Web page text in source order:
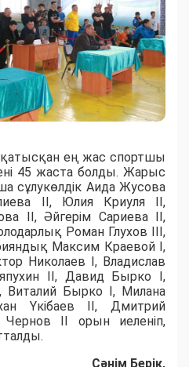
қатысқан ең жас спортшы
45 жаста болды. Жарыс
сұлукөлдік Аида Жусова
ІІ, Юлия Криуля ІІ,
ІІ, Әйгерім Сариева ІІ,
Роман Глухов ІІІ,
Максим Краевой І,
Николаев І, Владислав
ІІ, Давид Бырко І,
Виталий Бырко І, Милана
Үкібаев ІІ, Дмитрий
ІІ орын иеленіп,
Сәнім Берік,